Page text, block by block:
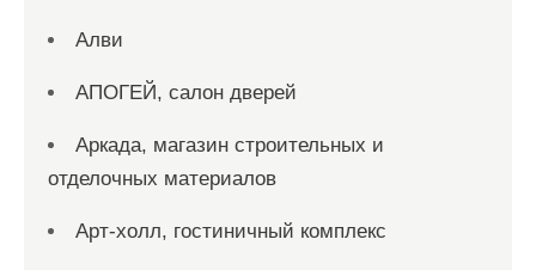
Алви
АПОГЕЙ, салон дверей
Аркада, магазин строительных и
отделочных материалов
Арт-холл, гостиничный комплекс